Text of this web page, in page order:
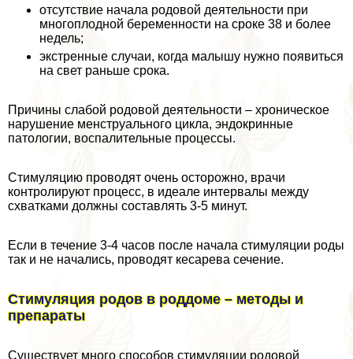
отсутствие начала родовой деятельности при
многоплодной беременности на сроке 38 и более
недель;
экстренные случаи, когда малышу нужно появиться
на свет раньше срока.
Причины слабой родовой деятельности – хроническое
нарушение мeнcтpуального цикла, эндокринные
патологии, воспалительные процессы.
Стимуляцию проводят очень осторожно, врачи
контролируют процесс, в идеале интервалы между
схватками должны составлять 3-5 минут.
Если в течение 3-4 часов после начала стимуляции роды
так и не начались, проводят кесарева сечение.
Стимуляция родов в роддоме – методы и
препараты
Существует много способов стимуляции родовой